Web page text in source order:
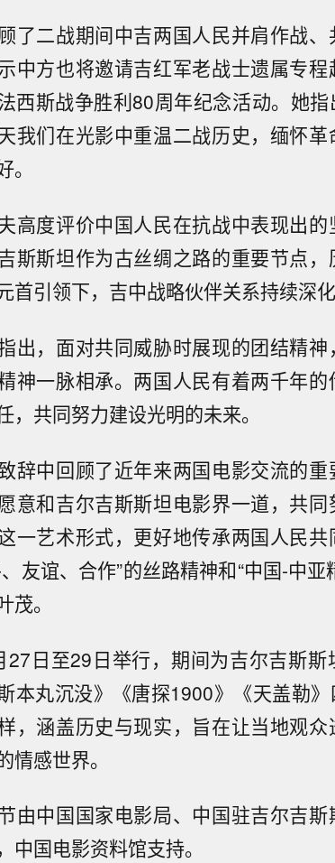
了二战期间中吉两国人民并肩作战
中方也将邀请吉红军老战士遗属专
西斯战争胜利80周年纪念活动。她
我们在光影中重温二战历史，缅怀
高度评价中国人民在抗战中表现出
斯斯坦作为古丝绸之路的重要节点
首引领下，吉中战略伙伴关系持续深化
出，面对共同威胁时展现的团结精
神一脉相承。两国人民有着两千年
，共同努力建设光明的未来。
辞中回顾了近年来两国电影交流的
意和吉尔吉斯斯坦电影界一道，共同
一艺术形式，更好地传承两国人民共
友谊、合作”的丝路精神和“中国-中
茂。
27日至29日举行，期间为吉尔吉斯
本丸沉没》《唐探1900》《天盖勒
，涵盖历史与现实，旨在让当地观
情感世界。
由中国国家电影局、中国驻吉尔吉
中国电影资料馆支持。